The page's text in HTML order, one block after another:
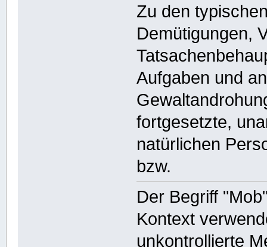
Zu den
Demütigungen,
Aufgaben und
fortgesetzte,
natürlichen
bzw.
Der Begriff
Kontext
unkontrollierte